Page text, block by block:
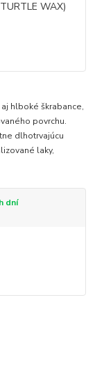
hlboké škrabance,
povrchu.
dlhotrvajúcu
laky,
dní